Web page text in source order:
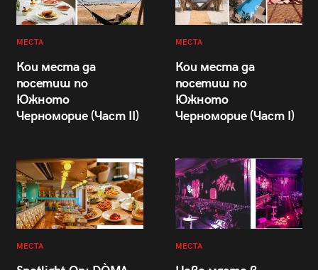
МЕСТА
Кои места да
посетиш по
Южното
Черноморие (Част II)
МЕСТА
Кои места да
посетиш по
Южното
Черноморие (Част I)
МЕСТА МЕСТА